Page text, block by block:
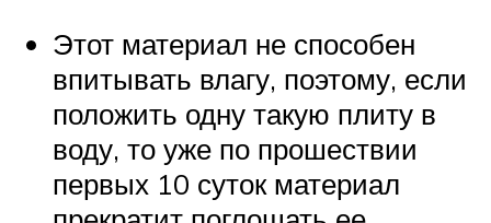
Этот материал не способен
впитывать влагу, поэтому, если
положить одну такую плиту в
воду, то уже по прошествии
первых 10 суток материал